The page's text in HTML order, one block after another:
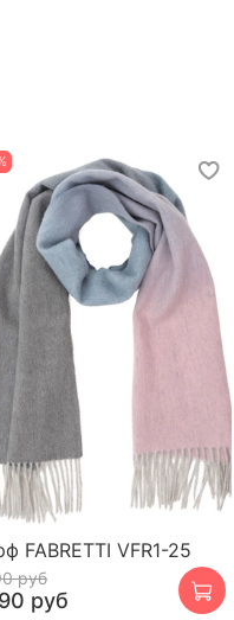
FABRETTI VFR1-25
руб
руб